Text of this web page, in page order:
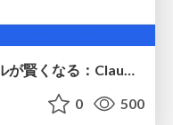
修正PRを食べてレビュースキルが賢くなる：Claude Codeによる自己改善サイクル
0 500